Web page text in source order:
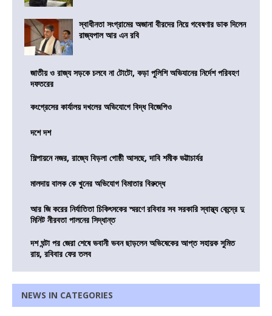
স্বাধীনতা সংগ্রামের অজানা বীরদের নিয়ে গবেষণার ডাক দিলেন
রাজ্যপাল আর এন রবি
জাতীয় ও রাজ্য সড়কে চলবে না টোটো, কড়া পুলিশি অভিযানের নির্দেশ পরিবহণ
দফতরের
কংগ্রেসের কার্যালয় দখলের অভিযোগে বিদ্ধ বিজেপিও
দশে দশ
শিল্পায়নে নজর, রাজ্যে বিড়লা গোষ্ঠী আসছে, দাবি শমীক ভট্টাচার্যর
মালদায় বালক কে খুনের অভিযোগ বিমাতার বিরুদ্ধে
আর জি করের নির্যাতিতা চিকিৎসকের স্মরণে রবিবার সব সরকারি স্বাস্থ্য কেন্দ্রে দু
মিনিট নীরবতা পালনের সিদ্ধান্ত
দশ ঘন্টা পর জেরা শেষে ভবানী ভবন ছাড়লেন অভিষেকের আপ্ত সহায়ক সুমিত
রায়, রবিবার ফের তলব
NEWS IN CATEGORIES